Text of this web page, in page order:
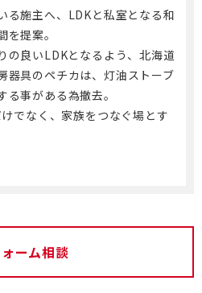
る施主へ、LDKと私室となる和
提案。
の良いLDKとなるよう、北海道
器具のペチカは、灯油ストーブ
事がある為撤去。
でなく、家族をつなぐ場とす
ーム相談